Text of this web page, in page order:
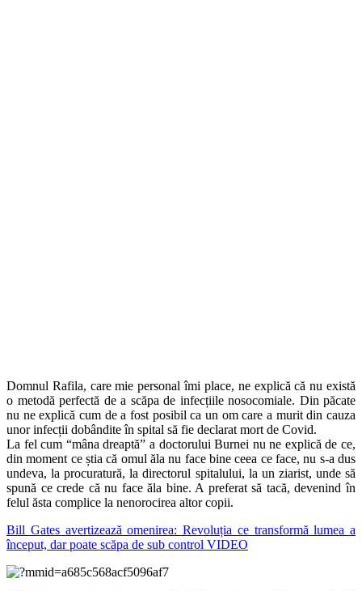
Domnul Rafila, care mie personal îmi place, ne explică că nu există
o metodă perfectă de a scăpa de infecțiile nosocomiale. Din păcate
nu ne explică cum de a fost posibil ca un om care a murit din cauza
unor infecții dobândite în spital să fie declarat mort de Covid.
La fel cum “mâna dreaptă” a doctorului Burnei nu ne explică de ce,
din moment ce știa că omul ăla nu face bine ceea ce face, nu s-a dus
undeva, la procuratură, la directorul spitalului, la un ziarist, unde să
spună ce crede că nu face ăla bine. A preferat să tacă, devenind în
felul ăsta complice la nenorocirea altor copii.
Bill Gates avertizează omenirea: Revoluția ce transformă lumea a
început, dar poate scăpa de sub control VIDEO